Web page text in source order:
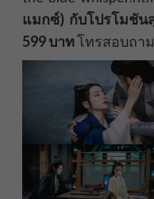
แมกซ์) กับโปรโมชัน
599 บาทโทรสอบถา